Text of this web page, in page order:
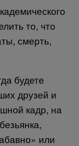
то, что
смерть,
будете
друзей и
кадр, на
или